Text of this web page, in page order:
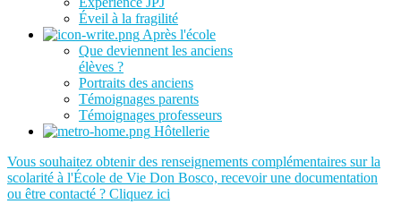
Éveil à la fragilité
Après l'école
Que deviennent les anciens
élèves ?
Portraits des anciens
Témoignages parents
Témoignages professeurs
Hôtellerie
Vous souhaitez obtenir des renseignements complémentaires sur la
scolarité à l'École de Vie Don Bosco, recevoir une documentation
ou être contacté ? Cliquez ici